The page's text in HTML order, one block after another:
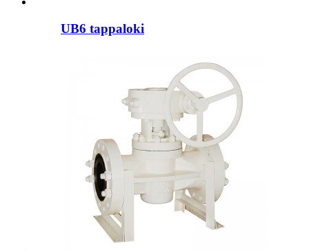
UB6 tappaloki